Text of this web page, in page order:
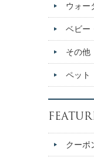
ウォー
ベビー
その他
ペット
クーポ